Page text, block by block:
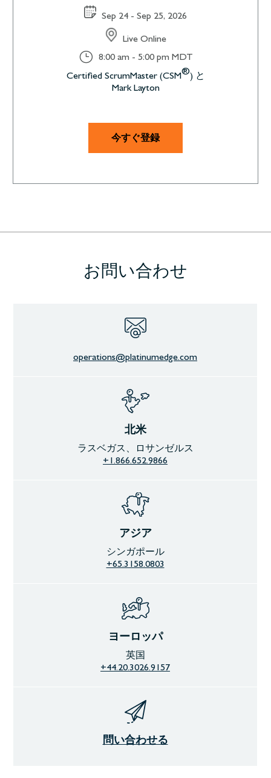
Sep 24 - Sep 25, 2026
Live Online
}
8:00 am - 5:00 pm MDT
Certified ScrumMaster (CSM®) と
Mark Layton
今すぐ登録
お問い合わせ
operations@platinumedge.com
北米
ラスベガス、ロサンゼルス
+1.866.652.9866
アジア
シンガポール
+65.3158.0803
ヨーロッパ
英国
+44.20.3026.9157
問い合わせる